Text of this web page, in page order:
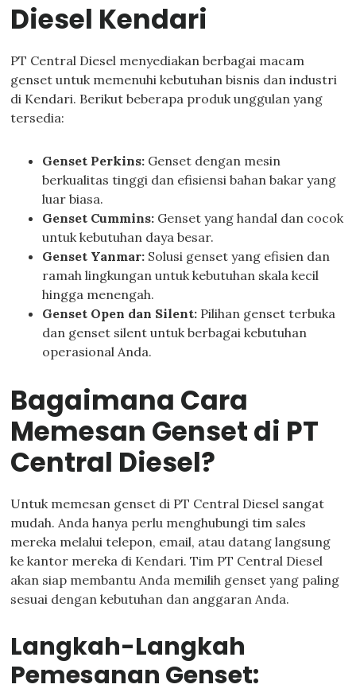
Diesel Kendari
PT Central Diesel menyediakan berbagai macam
genset untuk memenuhi kebutuhan bisnis dan industri
di Kendari. Berikut beberapa produk unggulan yang
tersedia:
Genset Perkins: Genset dengan mesin
berkualitas tinggi dan efisiensi bahan bakar yang
luar biasa.
Genset Cummins: Genset yang handal dan cocok
untuk kebutuhan daya besar.
Genset Yanmar: Solusi genset yang efisien dan
ramah lingkungan untuk kebutuhan skala kecil
hingga menengah.
Genset Open dan Silent: Pilihan genset terbuka
dan genset silent untuk berbagai kebutuhan
operasional Anda.
Bagaimana Cara
Memesan Genset di PT
Central Diesel?
Untuk memesan genset di PT Central Diesel sangat
mudah. Anda hanya perlu menghubungi tim sales
mereka melalui telepon, email, atau datang langsung
ke kantor mereka di Kendari. Tim PT Central Diesel
akan siap membantu Anda memilih genset yang paling
sesuai dengan kebutuhan dan anggaran Anda.
Langkah-Langkah
Pemesanan Genset: